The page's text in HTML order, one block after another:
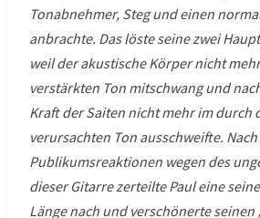
Tonabnehmer, Steg und einen
anbrachte. Das löste seine zwei
weil der akustische Körper nicht
verstärkten Ton mitschwang und
Kraft der Saiten nicht mehr im durch
verursachten Ton ausschweifte.
Publikumsreaktionen wegen des
dieser Gitarre zerteilte Paul eine
Länge nach und verschönerte seinen